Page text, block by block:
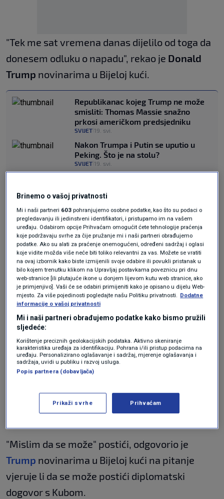
"Tek me sat vremena danas dijelilo od toga da
donesem odluku o napadu", rekao je Donald
Trump novinarima u Bijeloj kući.
Republikanac kojeg Trump ne može
smisliti: Thomas Massie snažno
prkosi američkom predsjedniku
SVIJET 19. svi.
Nakon Trumpa i Putin se uputio u
Peking. Što je na stolu?
SVIJET 19. svi.
Kazao je i da iranski čelnici mole da se postigne
dogovor, ali da će, ne postigne li se, u
predstojećim danima uslijediti novi američki
napad.
"Dakle, mislim dva ili tri dana, možda petak,
subota, nedjelja, tako nešto, možda početkom
sljedećeg tjedna, u ograničenom vremenu jer
im ne možemo dopustiti da imaju novo
nuklearno
Govoreći o Kubi, Trump je rekao kako vjeruje da
se može postići diplomatski dogovor s vladom
na to hoće li ondje doći do "promjene režima" ili
"Mislim da se može" postići, odgovorio je
Trump novinarima u Bijeloj kući na pitanje
vjeruje li da se može postići diplomatski
dogovor s Kubom.
Brinemo o vašoj privatnosti
Mi i naši partneri 603 pohranjujemo osobne podatke, kao što su podaci o
pregledavanju ili jedinstveni identifikatori, i pristupamo im na vašem
uređaju. Odabirom opcije Prihvaćam omogućit ćete tehnologije praćenja
koje podržavaju svrhe za čije pružanje mi i naši partneri obrađujemo
podatke. Ako su alati za praćenje onemogućeni, određeni sadržaj i oglasi
koje vidite možda više neće biti toliko relevantni za vas. Možete se vratiti
na ovaj izbornik kako biste izmijenili svoje odabire ili povukli pristanak u
bilo kojem trenutku klikom na Upravljaj postavkama poveznicu pri dnu
web-stranice [ili plutajuće ikone u donjem lijevom kutu web stranice, ako
je primjenjivo]. Vaši će se odabiri primijeniti kako je opisano u dijelu Web-
mjesto. Za više pojedinosti pogledajte našu Politiku privatnosti.
Dodatne
informacije o vašoj privatnosti
Mi i naši partneri obrađujemo podatke kako bismo pružili
sljedeće:
Korištenje preciznih geolokacijskih podataka. Aktivno skeniranje
karakteristika uređaja za identifikaciju. Pohrana i/ili pristup podacima na
uređaju. Personalizirano oglašavanje i sadržaj, mjerenje oglašavanja i
sadržaja, uvidi u publiku i razvoj usluga.
Popis partnera (dobavljača)
Prikaži svrhe Prihvaćam